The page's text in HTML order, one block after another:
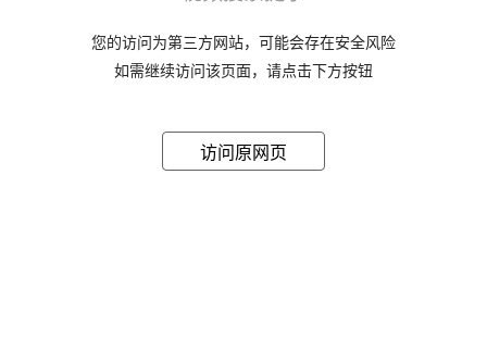
您的访问为第三方网站，可能会存在安全风险
如需继续访问该页面，请点击下方按钮
访问原网页